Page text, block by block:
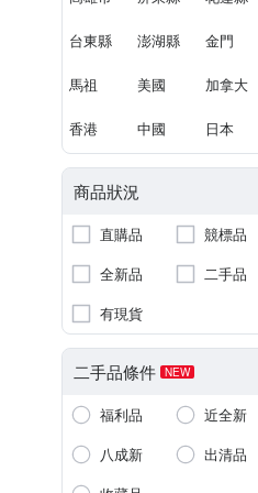
台東縣 澎湖縣 金門
馬祖 美國 加拿大
香港 中國 日本
商品狀況
直購品
競標品
全新品
二手品
有現貨
二手品條件 NEW
福利品
近全新
八成新
出清品